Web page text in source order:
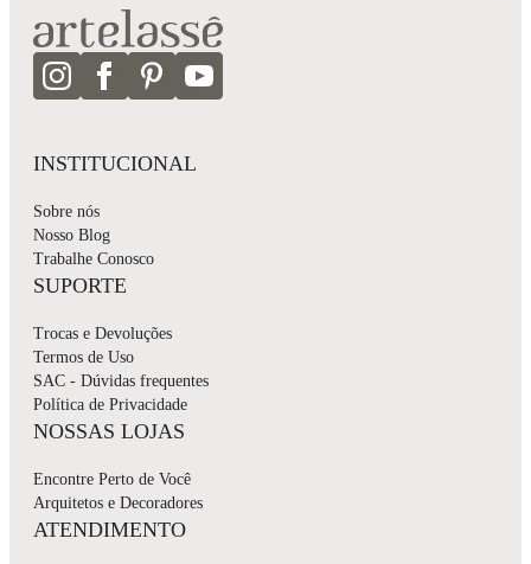
INSTITUCIONAL
Sobre nós
Nosso Blog
Trabalhe Conosco
SUPORTE
Trocas e Devoluções
Termos de Uso
SAC - Dúvidas frequentes
Política de Privacidade
NOSSAS LOJAS
Encontre Perto de Você
Arquitetos e Decoradores
ATENDIMENTO